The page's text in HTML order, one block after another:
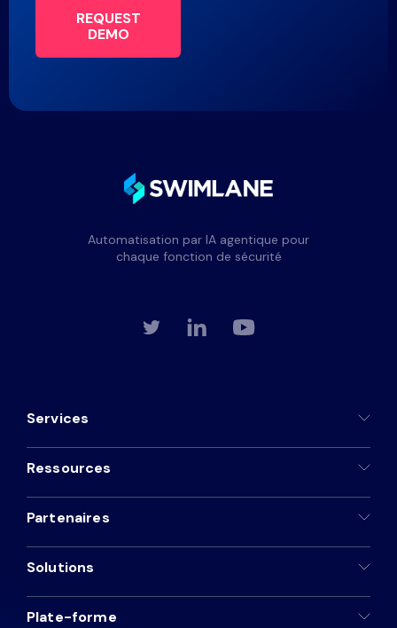
REQUEST
DEMO
Automatisation par IA agentique pour
chaque fonction de sécurité
Services
Ressources
Partenaires
Solutions
Plate-forme